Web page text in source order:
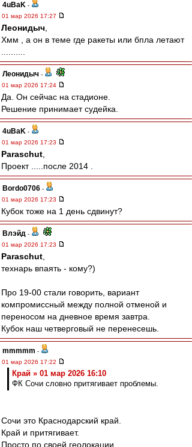
4uBaK -
01 мар 2026 17:27
Леонидыч
Хмм , а он в теме где ракеты или бпла летают
Леонидыч -
01 мар 2026 17:24
Да. Он сейчас на стадионе.
Решение принимает судейка.
4uBaK -
01 мар 2026 17:23
Paraschut
Проект .....после 2014 .
Bordo0706 -
01 мар 2026 17:23
Кубок тоже на 1 день сдвинут?
Влэйд -
01 мар 2026 17:23
Paraschut
технарь впаять - кому?)
Про 19-00 стали говорить, вариант
компромиссный между полной отменой и
переносом на дневное время завтра.
Кубок наш четверговый не перенесешь.
mmmmm -
01 мар 2026 17:22
Край » 01 мар 2026 16:10
ФК Сочи словно притягивает проблемы.
Сочи это Краснодарский край.
Край и притягивает.
Просто по своей геолокации.